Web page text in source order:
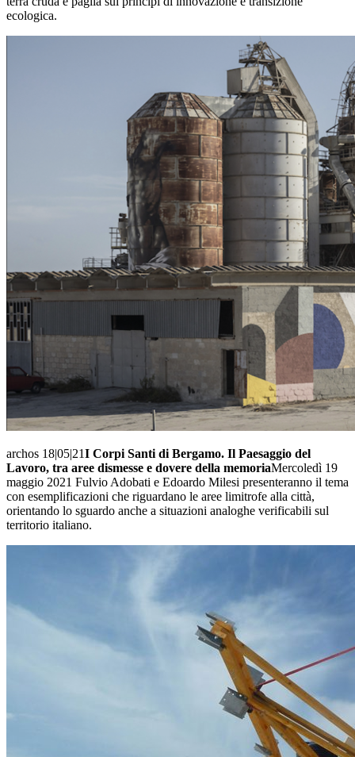
ecologica.
archos 18|05|21I Corpi Santi di Bergamo. Il Paesaggio del
Lavoro, tra aree dismesse e dovere della memoriaMercoledì 19
maggio 2021 Fulvio Adobati e Edoardo Milesi presenteranno il tema
con esemplificazioni che riguardano le aree limitrofe alla città,
orientando lo sguardo anche a situazioni analoghe verificabili sul
territorio italiano.